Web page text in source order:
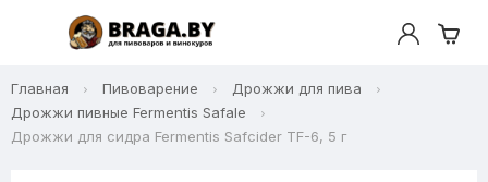
Главная Пивоварение
Дрожжи для пива
Дрожжи пивные Fermentis Safale
Дрожжи для сидра Fermentis Safcider TF-6, 5 г